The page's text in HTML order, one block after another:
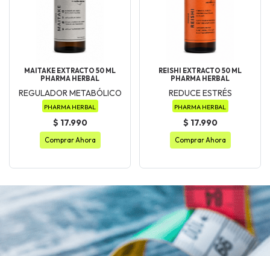
MAITAKE EXTRACTO 50 ML
PHARMA HERBAL
REGULADOR METABÓLICO
PHARMA HERBAL
$ 17.990
Comprar Ahora
REISHI EXTRACTO 50 ML
PHARMA HERBAL
REDUCE ESTRÉS
PHARMA HERBAL
$ 17.990
Comprar Ahora